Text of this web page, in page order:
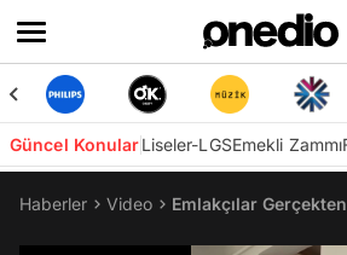
Güncel KonularLiseler-LGSEmekli Zammı
Haberler Video Emlakçılar